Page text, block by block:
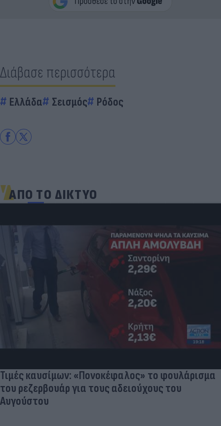
Διάβασε περισσότερα
Ελλάδα Σεισμός Ρόδος
ΑΠΟ ΤΟ ΔΙΚΤΥΟ
«Στην pole position για Κωνσταντέλια η
Ντόρτμουντ»